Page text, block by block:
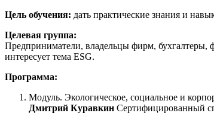
Цель обучения: дать практические знания и
Целевая группа:
Предприниматели, владельцы фирм, бухгалтеры,
интересует тема ESG.
Программа:
Модуль. Экологическое, социальное и
Дмитрий Куравкин Сертифицированный